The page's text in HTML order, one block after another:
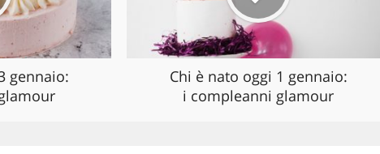
gennaio:
Chi è nato oggi 1 gennaio:
i compleanni glamour